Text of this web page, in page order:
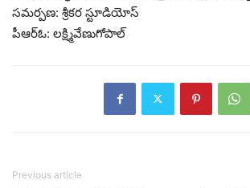
సమర్పణ: శ్రీకర స్టూడియోస్
పీఆర్ఓ: లక్ష్మివేణుగోపాల్
Previous article